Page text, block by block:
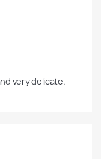
very delicate.